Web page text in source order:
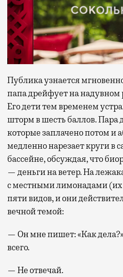
Публика узнается
папа дрейфует на надувном
Его дети тем временем
шторм в шесть баллов. Пара
которые заплачено потом и
медленно нарезает круги в
бассейне, обсуждая, что
— деньги на ветер. На
с местными лимонадами
пяти видов, и они
вечной темой:
— Он мне пишет: «Как
всего.
— Не отвечай.